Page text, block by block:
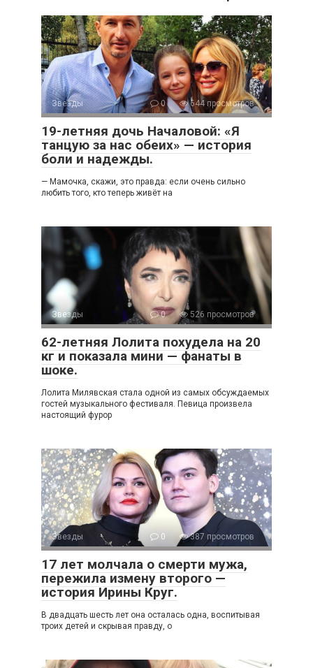
Звезды 0 644 просмотров
19-летняя дочь Началовой: «Я
танцую за нас обеих» — история
боли и надежды.
— Мамочка, скажи, это правда: если очень сильно
любить того, кто теперь живёт на
Звезды 0 526 просмотров
62-летняя Лолита похудела на 20
кг и показала мини — фанаты в
шоке.
Лолита Милявская стала одной из самых обсуждаемых
гостей музыкального фестиваля. Певица произвела
настоящий фурор
Звезды 0 387 просмотров
17 лет молчала о смерти мужа,
пережила измену второго —
история Ирины Круг.
В двадцать шесть лет она осталась одна, воспитывая
троих детей и скрывая правду, о